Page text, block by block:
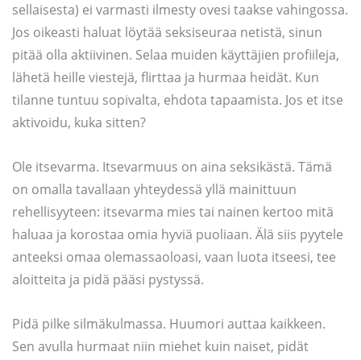
sellaisesta) ei varmasti ilmesty ovesi taakse vahingossa.
Jos oikeasti haluat löytää seksiseuraa netistä, sinun
pitää olla aktiivinen. Selaa muiden käyttäjien profiileja,
lähetä heille viestejä, flirttaa ja hurmaa heidät. Kun
tilanne tuntuu sopivalta, ehdota tapaamista. Jos et itse
aktivoidu, kuka sitten?
Ole itsevarma. Itsevarmuus on aina seksikästä. Tämä
on omalla tavallaan yhteydessä yllä mainittuun
rehellisyyteen: itsevarma mies tai nainen kertoo mitä
haluaa ja korostaa omia hyviä puoliaan. Älä siis pyytele
anteeksi omaa olemassaoloasi, vaan luota itseesi, tee
aloitteita ja pidä pääsi pystyssä.
Pidä pilke silmäkulmassa. Huumori auttaa kaikkeen.
Sen avulla hurmaat niin miehet kuin naiset, pidät